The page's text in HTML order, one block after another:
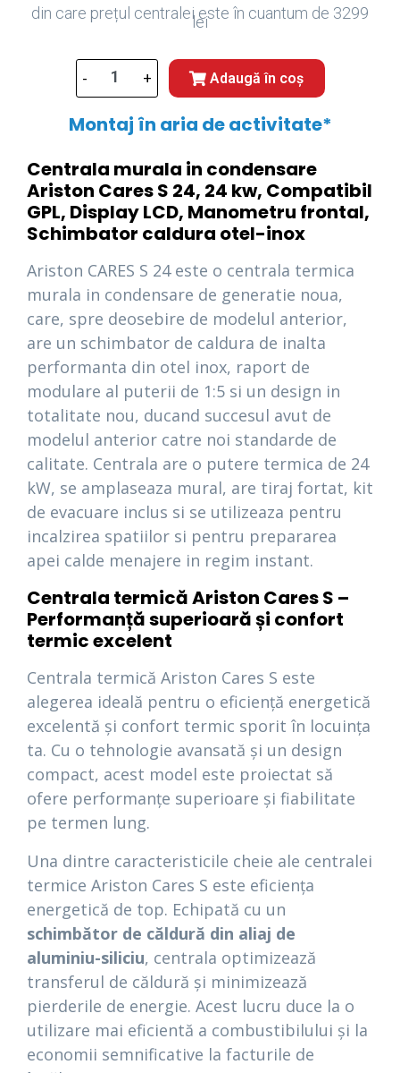
din care prețul centralei este în cuantum de 3299
lei
- + Adaugă în coș
Montaj în aria de activitate*
Centrala murala in condensare
Ariston Cares S 24, 24 kw, Compatibil
GPL, Display LCD, Manometru frontal,
Schimbator caldura otel-inox
Ariston CARES S 24 este o centrala termica
murala in condensare de generatie noua,
care, spre deosebire de modelul anterior,
are un schimbator de caldura de inalta
performanta din otel inox, raport de
modulare al puterii de 1:5 si un design in
totalitate nou, ducand succesul avut de
modelul anterior catre noi standarde de
calitate. Centrala are o putere termica de 24
kW, se amplaseaza mural, are tiraj fortat, kit
de evacuare inclus si se utilizeaza pentru
incalzirea spatiilor si pentru prepararea
apei calde menajere in regim instant.
Centrala termică Ariston Cares S –
Performanță superioară și confort
termic excelent
Centrala termică Ariston Cares S este
alegerea ideală pentru o eficiență energetică
excelentă și confort termic sporit în locuința
ta. Cu o tehnologie avansată și un design
compact, acest model este proiectat să
ofere performanțe superioare și fiabilitate
pe termen lung.
Una dintre caracteristicile cheie ale centralei
termice Ariston Cares S este eficiența
energetică de top. Echipată cu un
schimbător de căldură din aliaj de
aluminiu-siliciu, centrala optimizează
transferul de căldură și minimizează
pierderile de energie. Acest lucru duce la o
utilizare mai eficientă a combustibilului și la
economii semnificative la facturile de